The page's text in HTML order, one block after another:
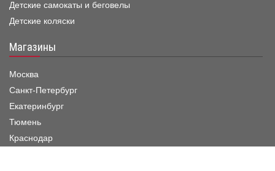
Детские самокаты и беговелы
Детские коляски
Магазины
Москва
Санкт-Петербург
Екатеринбург
Тюмень
Краснодар